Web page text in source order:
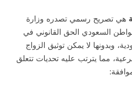
هي تصريح رسمي تصدره وزارة
السعودي الحق القانوني في
وبدونها لا يمكن توثيق الزواج
مما يترتب عليه تحديات تتعلق